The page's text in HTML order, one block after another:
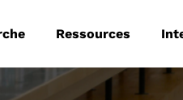
Ressources